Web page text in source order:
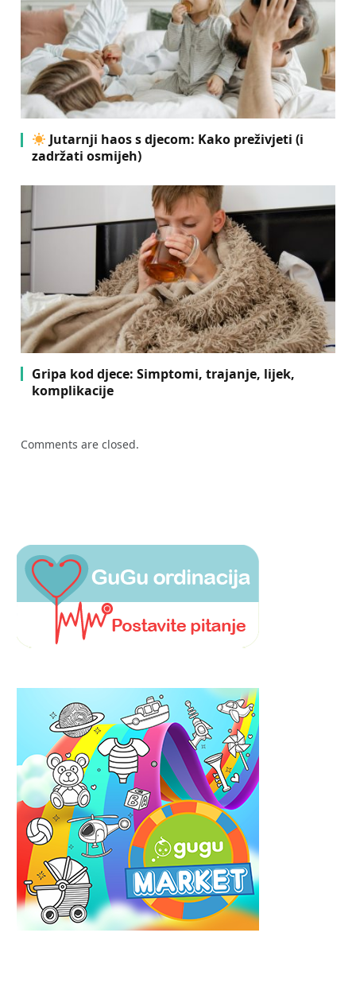
Jutarnji haos s djecom: Kako preživjeti (i
zadržati osmijeh)
Gripa kod djece: Simptomi, trajanje, lijek,
komplikacije
Comments are closed.